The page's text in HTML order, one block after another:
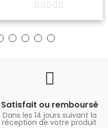
Satisfait ou remboursé
Dans les 14 jours suivant la
réception de votre produit